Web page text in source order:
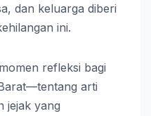
dan keluarga diberi
ini.
refleksi bagi
arti
jejak yang